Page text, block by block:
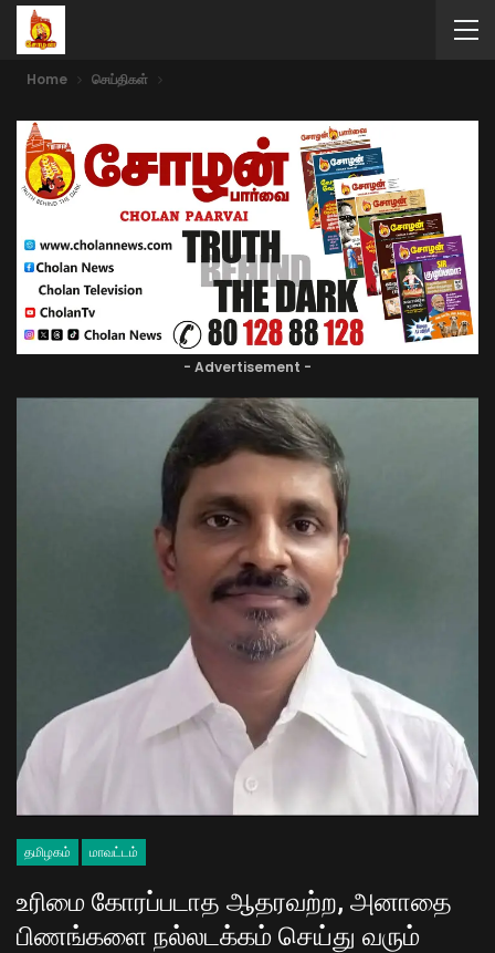
Home செய்திகள்
- Advertisement -
தமிழகம் மாவட்டம்
உரிமை கோரப்படாத ஆதரவற்ற, அனாதை
பிணங்களை நல்லடக்கம் செய்து வரும்